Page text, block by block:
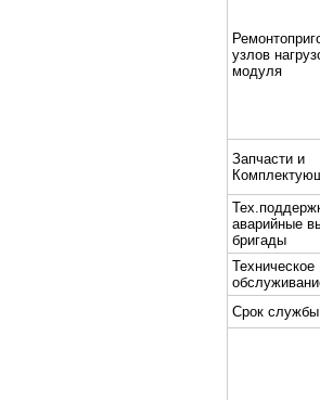
узлов
модуля
Запчасти и
аварийные
бригады
Техническое
Срок службы